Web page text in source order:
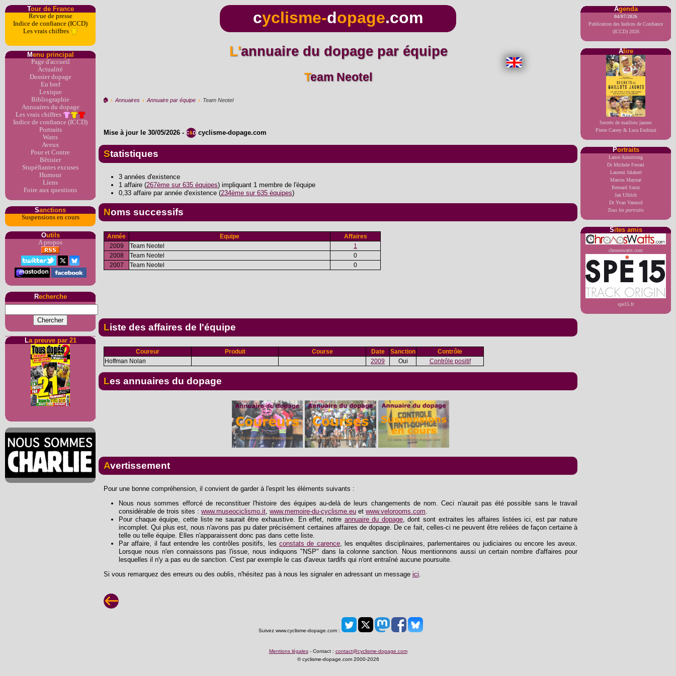
Tour de France
Revue de presse
Indice de confiance (ICCD)
Les vrais chiffres
Menu principal
Page d'accueil
Actualité
Dossier dopage
En bref
Lexique
Bibliographie
Annuaires du dopage
Les vrais chiffres
Indice de confiance (ICCD)
Portraits
Watts
Aveux
Pour et Contre
Bêtisier
Stupéfiantes excuses
Humour
Liens
Foire aux questions
Sanctions
Suspensions en cours
Outils
A propos
Recherche
La preuve par 21
Agenda
04/07/2026
Publication des Indices de Confiance
(ICCD) 2026
Alire
Secrets de maillots jaunes
Pierre Carrey & Luca Endrizzi
Portraits
Lance Armstrong
Dr Michele Ferrari
Laurent Jalabert
Marcos Maynar
Bernard Sainz
Jan Ullrich
Dr Yvan Vanmol
Tous les portraits
Sites amis
chronowatts.com
spe15.fr
cyclisme-dopage.com
L'annuaire du dopage par équipe
Team Neotel
🏠︎ › Annuaires › Annuaire par équipe › Team Neotel
Mise à jour le 30/05/2026 - cyclisme-dopage.com
Statistiques
3 années d'existence
1 affaire (267ème sur 635 équipes) impliquant 1 membre de l'équipe
0,33 affaire par année d'existence (234ème sur 635 équipes)
Noms successifs
Année Equipe
Affaires
2009
Team Neotel
1
2008
Team Neotel
0
2007
Team Neotel 0
Liste des affaires de l'équipe
Coureur Produit Course Date Sanction
Contrôle
Hoffman Nolan
2009 Oui Contrôle positif
Les annuaires du dopage
Avertissement
Pour une bonne compréhension, il convient de garder à l'esprit les éléments suivants :
Nous nous sommes efforcé de reconstituer l'histoire des équipes au-delà de leurs changements de nom. Ceci n'aurait pas été possible sans le travail
considérable de trois sites : www.museociclismo.it www.memoire-du-cyclisme.eu et www.velorooms.com
Pour chaque équipe, cette liste ne saurait être exhaustive. En effet, notre annuaire du dopage, dont sont extraites les affaires listées ici, est par nature
incomplet. Qui plus est, nous n'avons pas pu dater précisément certaines affaires de dopage. De ce fait, celles-ci ne peuvent être reliées de façon certaine à
telle ou telle équipe. Elles n'apparaissent donc pas dans cette liste.
Par affaire, il faut entendre les contrôles positifs, les constats de carence, les enquêtes disciplinaires, parlementaires ou judiciaires ou encore les aveux.
Lorsque nous n'en connaissons pas l'issue, nous indiquons "NSP" dans la colonne sanction. Nous mentionnons aussi un certain nombre d'affaires pour
lesquelles il n'y a pas eu de sanction. C'est par exemple le cas d'aveux tardifs qui n'ont entraîné aucune poursuite.
Si vous remarquez des erreurs ou des oublis, n'hésitez pas à nous les signaler en adressant un message ici.
Suivez www.cyclisme-dopage.com :
Mentions légales- Contact : contact@cyclisme-dopage.com
© cyclisme-dopage.com 2000-2026